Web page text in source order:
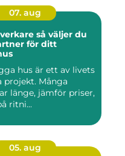
07. aug
så väljer du
för ditt
hus är ett av livets
projekt. Många
länge, jämför priser,
ritni...
05. aug